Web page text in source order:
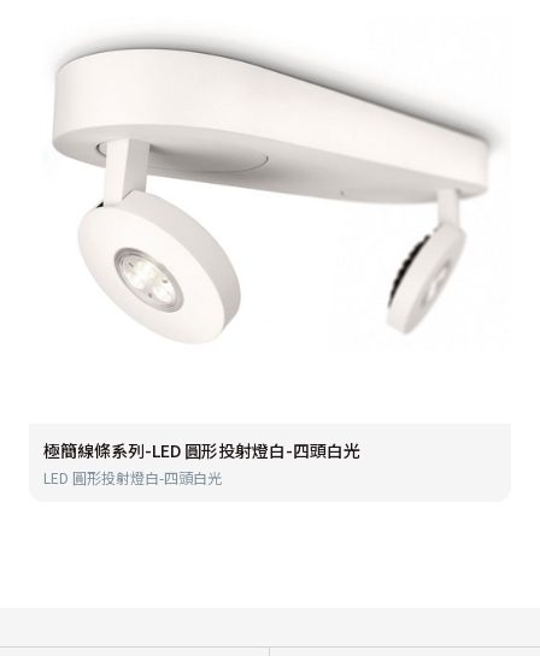
極簡線條系列-LED 圓形投射燈白-四頭白光
LED 圓形投射燈白-四頭白光